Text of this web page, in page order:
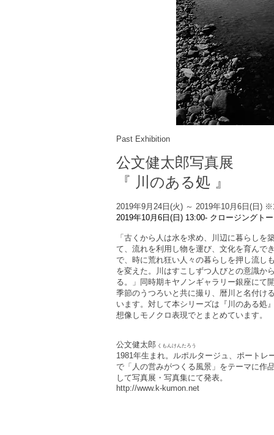
Past Exhibition
公文健太郎写真展
『 川のある処 』
2019年9月24日(火) ～ 2019年10月6日(日) ※
2019年10月 6日(日) 13:00- クロージング ト
「古くから人は水を求め、川辺に暮らし
て、流れを利用し物を運び、文化を育んで
で、時に荒れ狂い人々の暮らしを押し流し
を変えた。川はすこしずつ人びとの意識か
る。」同時期キヤノンギャラリー銀座にて
季節のうつろいと共に撮り、暦川と名付け
います。対して本シリーズは『川のある処
想像しモノクロ表現でとまとめています。
公文健太郎 くもんけんたろう
1981年生まれ。ルポルタージュ、ポート
で「人の営みがつくる風景」をテーマに作
して写真展・写真集にて発表。
http://www.k-kumon.net